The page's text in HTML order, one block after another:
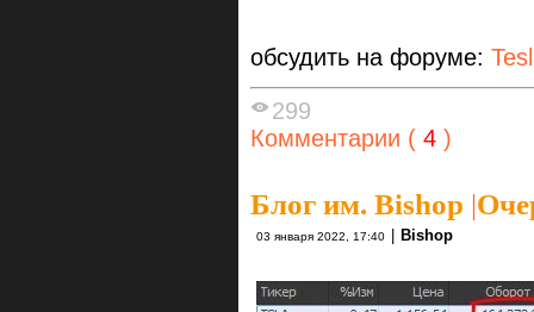
обсудить на форуме:
299
Комментарии ( 4 )
Блог им. Bishop |
03 января 2022, 17:40 | Bishop